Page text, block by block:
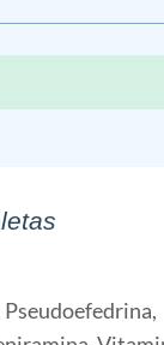
Pseudoefedrina,